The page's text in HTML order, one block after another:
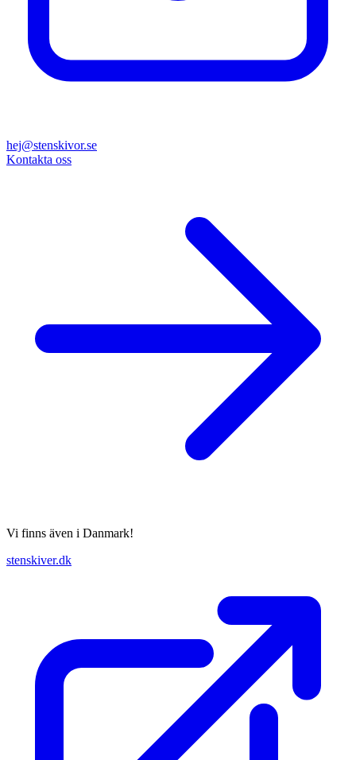
hej@stenskivor.se
Kontakta oss
Vi finns även i Danmark!
stenskiver.dk